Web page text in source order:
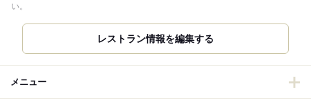
い。
レストラン情報を編集する
メニュー